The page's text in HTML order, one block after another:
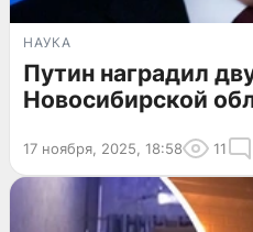
НАУКА
Путин наградил
Новосибирской
17 ноября, 2025, 18:58 11